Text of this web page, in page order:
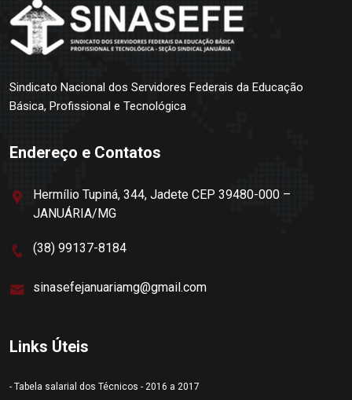
Sindicato Nacional dos Servidores Federais da Educação
Básica, Profissional e Tecnológica
Endereço e Contatos
Hermílio Tupiná, 344, Jadete CEP 39480-000 –
JANUÁRIA/MG
(38) 99137-8184
sinasefejanuariamg@gmail.com
Links Úteis
- Tabela salarial dos Técnicos - 2016 a 2017